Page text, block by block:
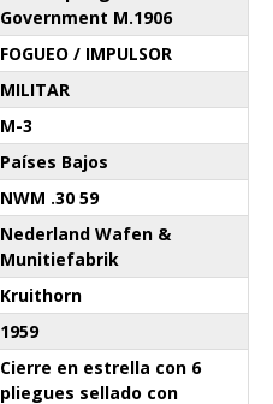
Government M.1906
FOGUEO / IMPULSOR
MILITAR
M-3
Países Bajos
NWM .30 59
Nederland Wafen &
Munitiefabrik
Kruithorn
1959
Cierre en estrella con 6
pliegues sellado con